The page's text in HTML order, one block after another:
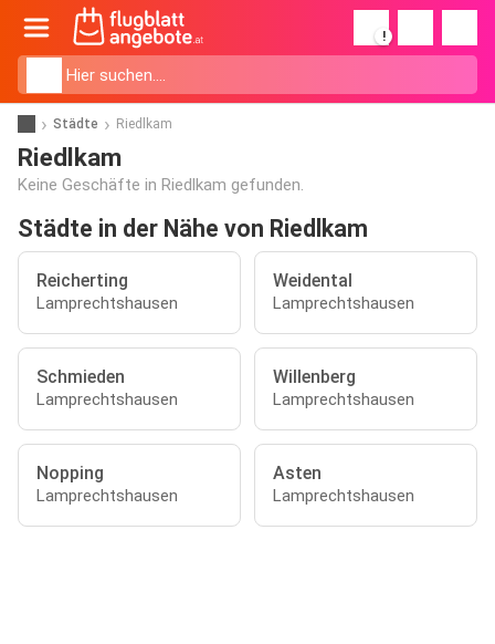
!
Städte Riedlkam
Riedlkam
Keine Geschäfte in Riedlkam gefunden.
Städte in der Nähe von Riedlkam
Reicherting
Lamprechtshausen
Weidental
Lamprechtshausen
Schmieden
Lamprechtshausen
Willenberg
Lamprechtshausen
Nopping
Lamprechtshausen
Asten
Lamprechtshausen